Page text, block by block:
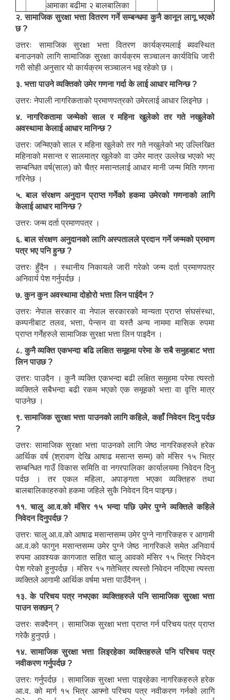
आमाका बढीमा २ बालबालिका
२. सामाजिक सुरक्षा भत्ता वितरण गर्ने सम्बन्धमा कुनै कानून लागू भएको
छ ?
उत्तरः सामाजिक सुरक्षा भत्ता वितरण कार्यक्रमलाई ब्यवस्थित
बनाउनको लागि सामाजिक सुरक्षा कार्यक्रम सञ्चालन कार्यविधि जारी
गरी सोही अनुसार यो कार्यक्रम सञ्चालन भइ रहेको छ ।
३. भत्ता पाउने व्यक्तिको उमेर गणना गर्दा के लाई आधार मानिन्छ ?
उत्तरः नेपाली नागरिकताको प्रमाणपत्रको उमेरलाई आधार लिइनेछ ।
४. नागरिकतामा जन्मेको साल र महिना खुलेको तर गते नखुलेको
अवस्थामा केलाई आधार मानिन्छ ?
उत्तरः जन्मिएको साल र महिना खुलेको तर गते नखुलेको भए उल्लिखित
महिनाको मसान्त र सालमात्र खुलेको वा उमेर मात्र उल्लेख भएको भए
सम्बन्धित वर्ष(साल) को चैत्र मसान्तलाई आधार मानी जन्म मिति गणना
गरिनेछ ।
५. बाल संरक्षण अनुदान प्राप्त गर्नेको हकमा उमेरको गणनाको लागि
केलाई आधार मानिन्छ ?
उत्तरः जन्म दर्ता प्रमाणपत्र ।
६. बाल संरक्षण अनुदानको लागि अस्पतालले प्रदान गर्ने जन्मको प्रमाण
पत्र भए पनि हुन्छ ?
उत्तरः हुँदैन । स्थानीय निकायले जारी गरेको जन्म दर्ता प्रमाणपत्र
अनिवार्य पेश गर्नुपर्दछ ।
७. कुन कुन अवस्थामा दोहोरो भत्ता लिन पाईदैन ?
उत्तरः नेपाल सरकार वा नेपाल सरकारको मान्यता प्राप्त संघसंस्था,
कम्पनीबाट तलव, भत्ता, पेन्सन वा यस्तै अन्य नाममा मासिक रुपमा
प्राप्त गर्नेहरुले सामाजिक सुरक्षा भत्ता लिन पाइदैन ।
८. कुनै व्यक्ति एकभन्दा बढि लक्षित समूहमा परेमा के सबै समुहबाट भत्ता
लिन पाउछ ?
उत्तरः पाउदैन । कुनै व्यक्ति एकभन्दा बढी लक्षित समुहमा परेमा त्यस्तो
व्यक्तिले सबैभन्दा बढी रकम भएको एक समूहको भत्ता वा वृत्ति मात्र
पाउनेछ ।
९. सामाजिक सुरक्षा भत्ता पाउनको लागि कहिले, कहाँ निवेदन दिनु पर्दछ
?
उत्तरः सामाजिक सुरक्षा भत्ता पाउनको लागि जेष्ठ नागरिकहरुले हरेक
आर्थिक वर्ष (श्रावण देखि आषाढ मसान्त सम्म) को मंसिर १५ भित्र
सम्बन्धित गाउँ विकास समिति वा नगरपालिका कार्यालयमा निवेदन दिनु
पर्दछ । तर एकल महिला, अपाङ्गता भएका व्यक्तिहरु तथा
बालबालिकाहरुको हकमा जहिले सुकै निवेदन दिन पाइन्छ।
११. चालु आ.व.को मंसिर १५ भन्दा पछि उमेर पुग्ने व्यक्तिले कहिले
निवेदन दिनुपर्दछ ?
उत्तरः चालु आ.व.को आषाढ मसान्तसम्म उमेर पुग्ने नागरिकहरु र आगामी
आ.व.को फागुन मसान्तसम्म उमेर पुग्ने जेष्ठ नागरिकले समेत अनिवार्य
रुपमा आवश्यक कागजात सहित चालु आवको मंसिर १५ भित्र निवेदन
पेश गरेको हुनुपर्दछ । मंसिर १५ गतेभित्र त्यस्तो निवेदन नदिएमा त्यस्ता
व्यक्तिले आगामी आर्थिक वर्षमा भत्ता पाउँदैनन् ।
१३. के परिचय पत्र नभएका व्यक्तिहरुले पनि सामाजिक सुरक्षा भत्ता
पाउन सक्छन् ?
उत्तरः सक्दैनन् । सामाजिक सुरक्षा भत्ता प्राप्त गर्न परिचय पत्र प्राप्त
गरेकै हुनुपर्छ ।
१४. सामाजिक सुरक्षा भत्ता लिइरहेका व्यक्तिहरुले पनि परिचय पत्र
नवीकरण गर्नुपर्दछ ?
उत्तरः गर्नुपर्दछ । सामाजिक सुरक्षा भत्ता पाइरहेका नागरिकहरुले हरेक
आ.व. को मार्ग १५ भित्र आफ्नो परिचय पत्र नवीकरण गर्नको लागि